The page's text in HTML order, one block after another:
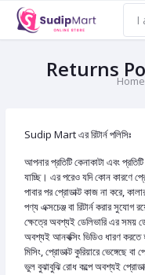
ReturnsHome
Sudip Mart এর রিটার্ন পলিসিঃ
আপনার প্রতিটি কেনাকাটা এবং
যাচ্ছি। এর পরেও যদি কোন কারণে
পাবার পর প্রোডাক্ট কাজ না করে,
পণ্য এক্সচেঞ্জ বা রিটার্ন করার সুযোগ
ক্ষেত্রে অবশ্যই ডেলিভারি এর সময়
অবশ্যই আনবক্সিং ভিডিও ধারণ করতে
মিসিং, প্রোডাক্ট কুরিয়ারে ভেঙ্গেছে
ভুল বুঝাবুঝি রোধ কল্পে অবশ্যই